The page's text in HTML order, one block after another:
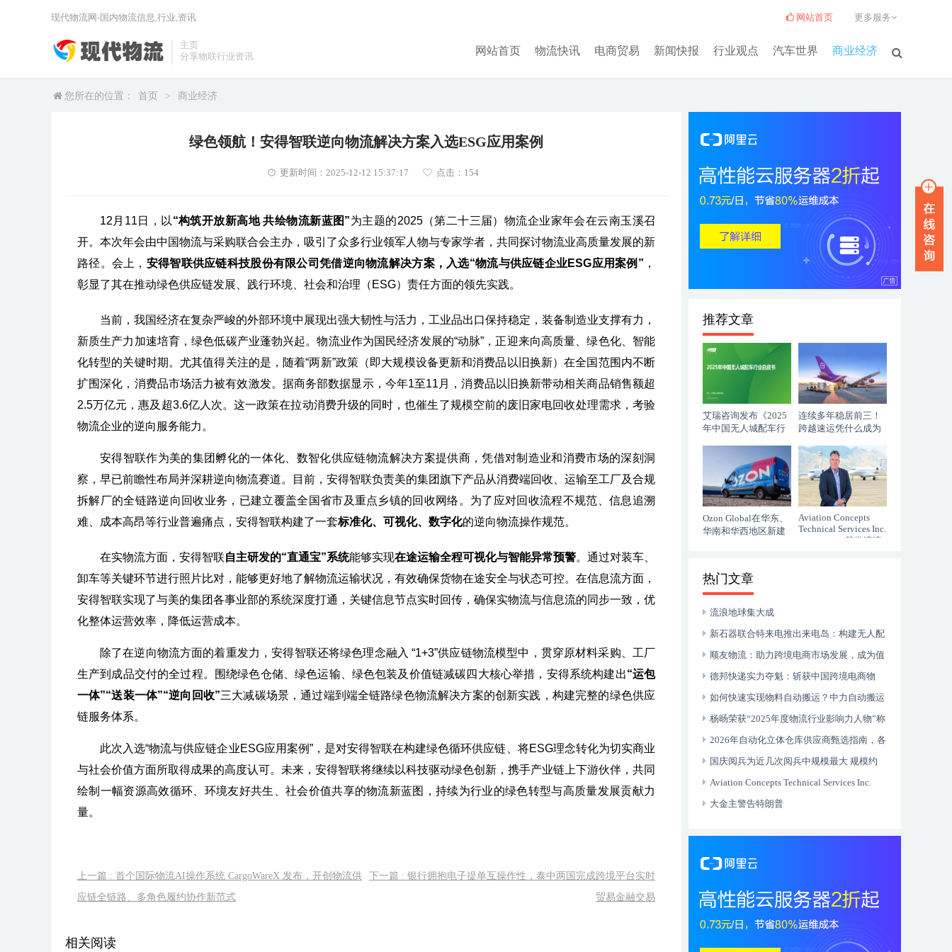
主页
分享物联行业资讯
网站首页 物流快讯 电商贸易 新闻快报 行业观点 汽车世界 商业经济
网站首页 更多服务
现代物流网-国内物流信息,行业,资讯
您所在的位置： 首页 > 商业经济
绿色领航！安得智联逆向物流解决方案入选ESG应用案例
更新时间：2025-12-12 15:37:17 点击： 154
12月11日，以 “构筑开放新高地 共绘物流新蓝图”为主题的2025（第二十三届）物流企业家年会在云南玉溪召
开。本次年会由中国物流与采购联合会主办，吸引了众多行业领军人物与专家学者，共同探讨物流业高质量发展的新
路径。会上， 安得智联供应链科技股份有限公司凭借逆向物流解决方案，入选“物流与供应链企业ESG应用案例” ，
彰显了其在推动绿色供应链发展、践行环境、社会和治理（ESG）责任方面的领先实践。
当前，我国经济在复杂严峻的外部环境中展现出强大韧性与活力，工业品出口保持稳定，装备制造业支撑有力，
新质生产力加速培育，绿色低碳产业蓬勃兴起。物流业作为国民经济发展的“动脉”，正迎来向高质量、绿色化、智能
化转型的关键时期。尤其值得关注的是，随着“两新”政策（即大规模设备更新和消费品以旧换新）在全国范围内不断
扩围深化，消费品市场活力被有效激发。据商务部数据显示，今年1至11月，消费品以旧换新带动相关商品销售额超
2.5万亿元，惠及超3.6亿人次。这一政策在拉动消费升级的同时，也催生了规模空前的废旧家电回收处理需求，考验
物流企业的逆向服务能力。
安得智联作为美的集团孵化的一体化、数智化供应链物流解决方案提供商，凭借对制造业和消费市场的深刻洞
察，早已前瞻性布局并深耕逆向物流赛道。目前，安得智联负责美的集团旗下产品从消费端回收、运输至工厂及合规
拆解厂的全链路逆向回收业务，已建立覆盖全国省市及重点乡镇的回收网络。为了应对回收流程不规范、信息追溯
难、成本高昂等行业普遍痛点，安得智联构建了一套标准化、可视化、数字化的逆向物流操作规范。
在实物流方面，安得智联自主研发的“直通宝”系统能够实现在途运输全程可视化与智能异常预警。通过对装车、
卸车等关键环节进行照片比对，能够更好地了解物流运输状况，有效确保货物在途安全与状态可控。在信息流方面，
安得智联实现了与美的集团各事业部的系统深度打通，关键信息节点实时回传，确保实物流与信息流的同步一致，优
化整体运营效率，降低运营成本。
除了在逆向物流方面的着重发力，安得智联还将绿色理念融入 “1+3”供应链物流模型中，贯穿原材料采购、工厂
生产到成品交付的全过程。围绕绿色仓储、绿色运输、绿色包装及价值链减碳四大核心举措，安得系统构建出“运包
一体”“送装一体”“逆向回收”三大减碳场景，通过端到端全链路绿色物流解决方案的创新实践，构建完整的绿色供应
链服务体系。
此次入选“物流与供应链企业ESG应用案例”，是对安得智联在构建绿色循环供应链、将ESG理念转化为切实商业
与社会价值方面所取得成果的高度认可。未来，安得智联将继续以科技驱动绿色创新，携手产业链上下游伙伴，共同
绘制一幅资源高效循环、环境友好共生、社会价值共享的物流新蓝图，持续为行业的绿色转型与高质量发展贡献力
量。
上一篇 : 首个国际物流AI操作系统 CargoWareX 发布，开创物流供
应链全链路、多角色履约协作新范式
下一篇 : 银行拥抱电子提单互操作性，泰中两国完成跨境平台实时
贸易金融交易
相关阅读
推荐文章
艾瑞咨询发布《2025
年中国无人城配车行
连续多年稳居前三！
跨越速运凭什么成为
Ozon Global在华东、
华南和华西地区新建
Aviation Concepts
Technical Services Inc.
（ACTSI） 获批湾流
热门文章
流浪地球集大成
新石器联合特来电推出来电岛：构建无人配
送全域生态
顺友物流：助力跨境电商市场发展，成为值
得信赖的国际物流合作伙伴
德邦快递实力夺魁：斩获中国跨境电商物
流“头程物流标杆企业”奖项
如何快速实现物料自动搬运？中力自动搬运
车开箱即用快速智能升级
杨旸荣获“2025年度物流行业影响力人物”称
号2026年自动化立体仓库供应商甄选指南，各
行业优质厂家推荐与选型要点
国庆阅兵为近几次阅兵中规模最大 规模约
1.5万人
Aviation Concepts Technical Services Inc.
（ACTSI） 获批湾流 GVII-G500/G600 机型
大金主警告特朗普